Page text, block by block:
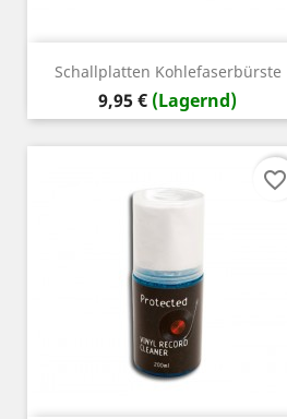
Schallplatten Kohlefaserbürste
Preis
9,95 € (Lagernd)
favorite_border